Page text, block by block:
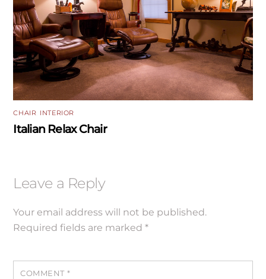
CHAIR INTERIOR
Italian Relax Chair
Leave a Reply
Your email address will not be published.
Required fields are marked*
COMMENT *